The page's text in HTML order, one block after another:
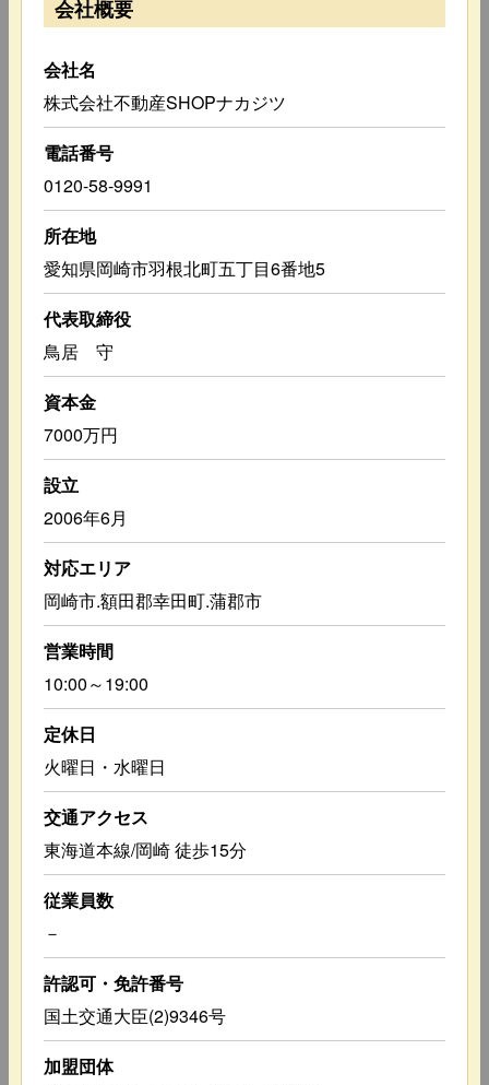
会社概要
会社名
株式会社不動産SHOPナカジツ
電話番号
0120-58-9991
所在地
愛知県岡崎市羽根北町五丁目6番地5
代表取締役
鳥居 守
資本金
7000万円
設立
2006年6月
対応エリア
岡崎市.額田郡幸田町.蒲郡市
営業時間
10:00～19:00
定休日
火曜日・水曜日
交通アクセス
東海道本線/岡崎 徒歩15分
従業員数
－
許認可・免許番号
国土交通大臣(2)9346号
加盟団体